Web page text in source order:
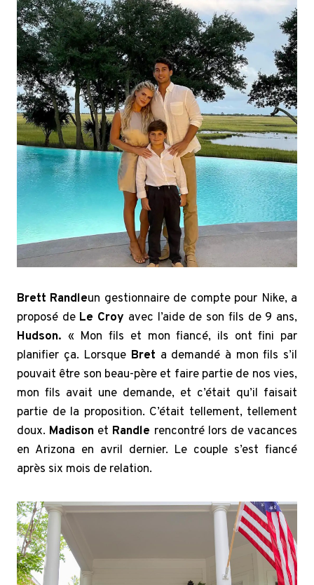
Brett Randleun gestionnaire de compte pour Nike, a
proposé de Le Croy avec l’aide de son fils de 9 ans,
Hudson. « Mon fils et mon fiancé, ils ont fini par
planifier ça. Lorsque Bret a demandé à mon fils s’il
pouvait être son beau-père et faire partie de nos vies,
mon fils avait une demande, et c’était qu’il faisait
partie de la proposition. C’était tellement, tellement
doux. Madison et Randle rencontré lors de vacances
en Arizona en avril dernier. Le couple s’est fiancé
après six mois de relation.